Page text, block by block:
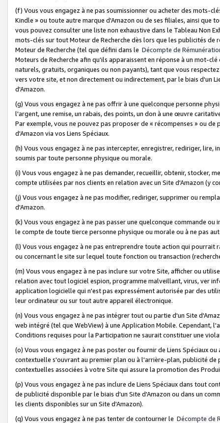
(f) Vous vous engagez à ne pas soumissionner ou acheter des mots-
Kindle » ou toute autre marque d'Amazon ou de ses filiales, ainsi que
vous pouvez consulter une liste non exhaustive dans le Tableau Non
mots-clés sur tout Moteur de Recherche dès lors que les publicités de
Moteur de Recherche (tel que défini dans le Décompte de
Moteurs de Recherche afin qu'ils apparaissent en réponse à un mot-
naturels, gratuits, organiques ou non payants), tant que vous
vers votre site, et non directement ou indirectement, par le biais d'un
d'Amazon.
(g) Vous vous engagez à ne pas offrir à une quelconque personne
l'argent, une remise, un rabais, des points, un don à une œuvre
Par exemple, vous ne pouvez pas proposer de « récompenses » ou
d'Amazon via vos Liens Spéciaux.
(h) Vous vous engagez à ne pas intercepter, enregistrer, rediriger,
soumis par toute personne physique ou morale.
(i) Vous vous engagez à ne pas demander, recueillir, obtenir, stocker,
compte utilisées par nos clients en relation avec un Site d'Amazon (y
(j) Vous vous engagez à ne pas modifier, rediriger, supprimer ou
d'Amazon.
(k) Vous vous engagez à ne pas passer une quelconque commande
le compte de toute tierce personne physique ou morale ou à ne pas
(l) Vous vous engagez à ne pas entreprendre toute action qui
ou concernant le site sur lequel toute fonction ou transaction
(m) Vous vous engagez à ne pas inclure sur votre Site, afficher ou
relation avec tout logiciel espion, programme malveillant, virus, ver
application logicielle qui n'est pas expressément autorisée par des
leur ordinateur ou sur tout autre appareil électronique.
(n) Vous vous engagez à ne pas intégrer tout ou partie d'un Site
web intégré (tel que WebView) à une Application Mobile. Cependant,
Conditions requises pour la Participation ne saurait constituer une
(o) Vous vous engagez à ne pas poster ou fournir de Liens Spéciaux
contextuelle s'ouvrant au premier plan ou à l'arrière-plan, publicité
contextuelles associées à votre Site qui assure la promotion des
(p) Vous vous engagez à ne pas inclure de Liens Spéciaux dans tout
de publicité disponible par le biais d'un Site d'Amazon ou dans un
les clients disponibles sur un Site d'Amazon).
(q) Vous vous engagez à ne pas tenter de contourner le Décompte de